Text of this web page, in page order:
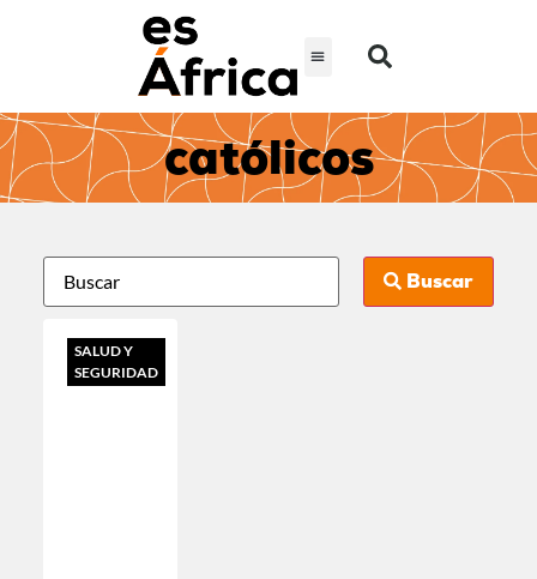
católicos
Buscar
SALUD Y
SEGURIDAD